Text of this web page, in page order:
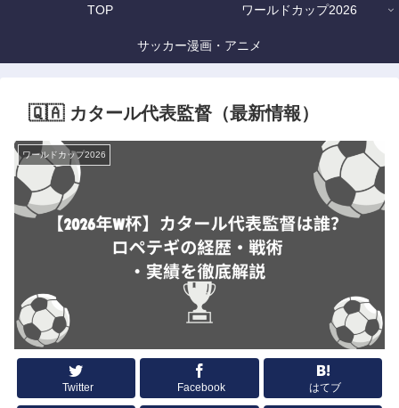
TOP ワールドカップ2026
サッカー漫画・アニメ
🇶🇦 カタール代表監督（最新情報）
ワールドカップ2026
Twitter Facebook はてブ